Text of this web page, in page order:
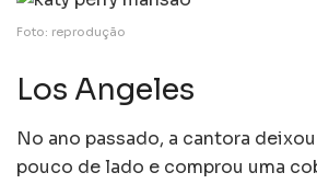
Foto: reprodução
Los Angeles
No ano passado, a cantora
pouco de lado e comprou uma